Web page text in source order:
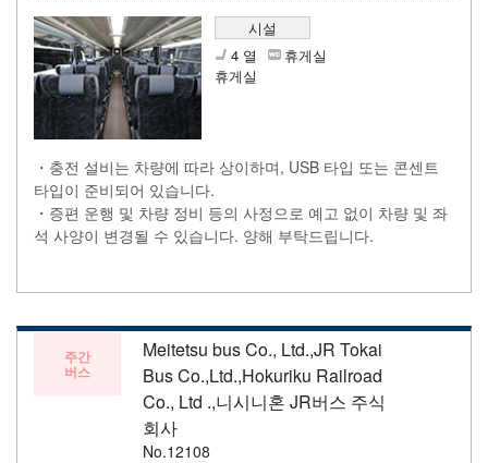
시설
4 열
휴게실
휴게실
・충전 설비는 차량에 따라 상이하며, USB 타입 또는 콘센트
타입이 준비되어 있습니다.
・증편 운행 및 차량 정비 등의 사정으로 예고 없이 차량 및 좌
석 사양이 변경될 수 있습니다. 양해 부탁드립니다.
주간
버스
Meitetsu bus Co., Ltd.,JR Tokai
Bus Co.,Ltd.,Hokuriku Railroad
Co., Ltd .,니시니혼 JR버스 주식
회사
No.12108